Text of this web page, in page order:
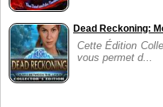
Dead Reckoning:
Cette Édition
vous permet d...